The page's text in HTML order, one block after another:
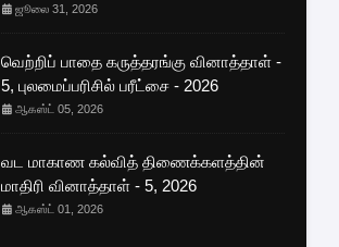
ஜூலை 31, 2026
வெற்றிப் பாதை கருத்தரங்கு வினாத்தாள் -
5, புலமைப்பரிசில் பரீட்சை - 2026
ஆகஸ்ட் 05, 2026
வட மாகாண கல்வித் திணைக்களத்தின்
மாதிரி வினாத்தாள் - 5, 2026
ஆகஸ்ட் 01, 2026